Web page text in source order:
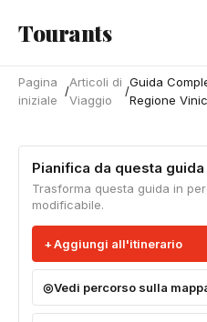
Tourants
Pagina
iniziale
/
Articoli di
Viaggio
/
Guida
Regione
Pianifica da questa guida
Trasforma questa guida in
modificabile.
Aggiungi all'itinerario
Vedi percorso sulla